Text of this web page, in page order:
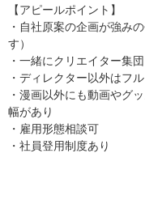
【アピールポイント】
・自社原案の企画が強み
す）
・一緒にクリエイター集
・ディレクター以外はフ
・漫画以外にも動画やグ
幅があり
・雇用形態相談可
・社員登用制度あり